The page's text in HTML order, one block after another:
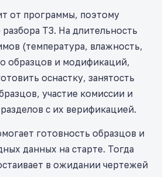
от программы, поэтому
разбора ТЗ. На длительность
(температура, влажность,
образцов и модификаций,
оснастку, занятость
участие комиссии и
с их верификацией.
готовность образцов и
данных на старте. Тогда
в ожидании чертежей